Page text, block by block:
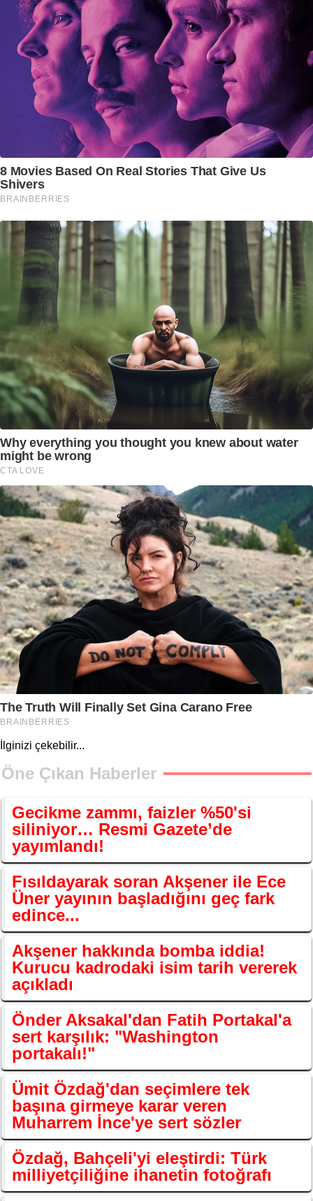
İlginizi çekebilir...
Öne Çıkan Haberler
Gecikme zammı, faizler %50'si
siliniyor… Resmi Gazete’de
yayımlandı!
Fısıldayarak soran Akşener ile Ece
Üner yayının başladığını geç fark
edince...
Akşener hakkında bomba iddia!
Kurucu kadrodaki isim tarih vererek
açıkladı
Önder Aksakal'dan Fatih Portakal'a
sert karşılık: "Washington
portakalı!"
Ümit Özdağ'dan seçimlere tek
başına girmeye karar veren
Muharrem İnce'ye sert sözler
Özdağ, Bahçeli'yi eleştirdi: Türk
milliyetçiliğine ihanetin fotoğrafı